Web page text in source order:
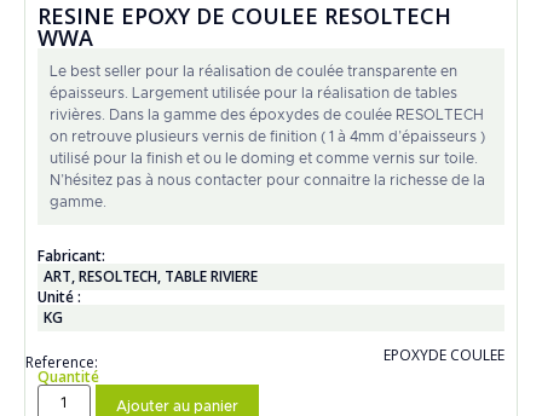
RESINE EPOXY DE COULEE RESOLTECH
WWA
Le best seller pour la réalisation de coulée transparente en
épaisseurs. Largement utilisée pour la réalisation de tables
rivières. Dans la gamme des époxydes de coulée RESOLTECH
on retrouve plusieurs vernis de finition ( 1 à 4mm d’épaisseurs )
utilisé pour la finish et ou le doming et comme vernis sur toile.
N’hésitez pas à nous contacter pour connaitre la richesse de la
gamme.
Fabricant:
ART,RESOLTECH, TABLE RIVIERE
Unité :
KG
Reference:
EPOXYDE COULEE
Quantité
Ajouter au panier